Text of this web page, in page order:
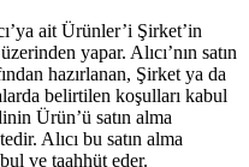
ait Ürünler’i Şirket’in
yapar. Alıcı’nın satın
hazırlanan, Şirket ya da
belirtilen koşulları kabul
Ürün’ü satın alma
Alıcı bu satın alma
ve taahhüt eder.